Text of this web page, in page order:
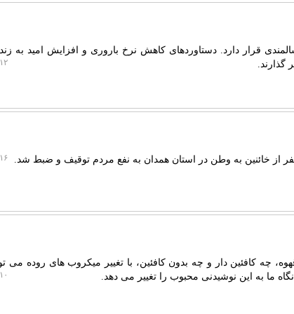
قرار دارد. دستاوردهای کاهش نرخ باروری و افزایش امید به
چه کافئین دار و چه بدون کافئین، با تغییر میکروب های روده می
ما به این نوشیدنی محبوب را تغییر می دهد.